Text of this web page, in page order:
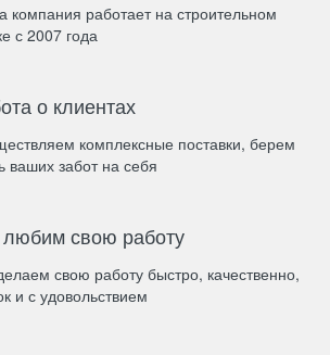
компания работает на строительном
с 2007 года
о клиентах
комплексные поставки, берем
ваших забот на себя
свою работу
свою работу быстро, качественно,
и с удовольствием